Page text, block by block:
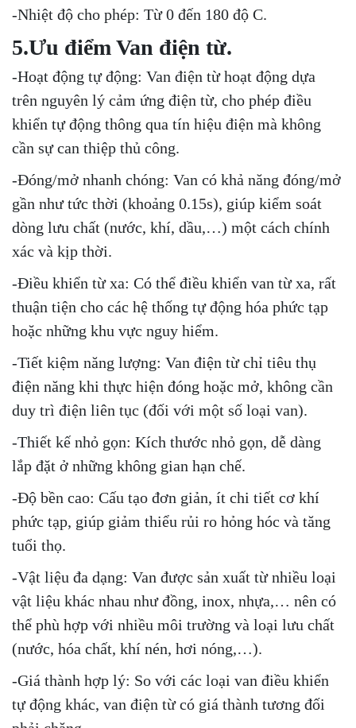
-Nhiệt độ cho phép: Từ 0 đến 180 độ C.
5.Ưu điểm Van điện từ.
-Hoạt động tự động: Van điện từ hoạt động dựa
trên nguyên lý cảm ứng điện từ, cho phép điều
khiển tự động thông qua tín hiệu điện mà không
cần sự can thiệp thủ công.
-Đóng/mở nhanh chóng: Van có khả năng đóng/mở
gần như tức thời (khoảng 0.15s), giúp kiểm soát
dòng lưu chất (nước, khí, dầu,…) một cách chính
xác và kịp thời.
-Điều khiển từ xa: Có thể điều khiển van từ xa, rất
thuận tiện cho các hệ thống tự động hóa phức tạp
hoặc những khu vực nguy hiểm.
-Tiết kiệm năng lượng: Van điện từ chỉ tiêu thụ
điện năng khi thực hiện đóng hoặc mở, không cần
duy trì điện liên tục (đối với một số loại van).
-Thiết kế nhỏ gọn: Kích thước nhỏ gọn, dễ dàng
lắp đặt ở những không gian hạn chế.
-Độ bền cao: Cấu tạo đơn giản, ít chi tiết cơ khí
phức tạp, giúp giảm thiểu rủi ro hỏng hóc và tăng
tuổi thọ.
-Vật liệu đa dạng: Van được sản xuất từ nhiều loại
vật liệu khác nhau như đồng, inox, nhựa,… nên có
thể phù hợp với nhiều môi trường và loại lưu chất
(nước, hóa chất, khí nén, hơi nóng,…).
-Giá thành hợp lý: So với các loại van điều khiển
tự động khác, van điện từ có giá thành tương đối